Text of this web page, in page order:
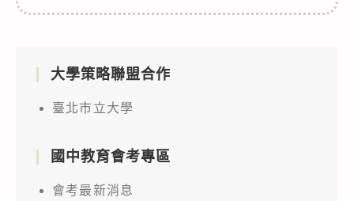
大學策略聯盟合作
臺北市立大學
國中教育會考專區
會考最新消息